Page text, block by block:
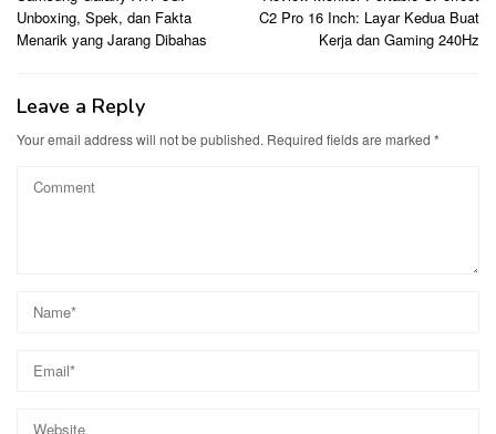
Unboxing, Spek, dan Fakta
Menarik yang Jarang Dibahas
C2 Pro 16 Inch: Layar Kedua Buat
Kerja dan Gaming 240Hz
Leave a Reply
Your email address will not be published. Required fields are marked *